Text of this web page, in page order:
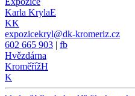
Karla KrylaE
KK
expozicekryl@dk-kromeriz.cz
602 665 903 | fb
Hvězdárna
KroměřížH
K